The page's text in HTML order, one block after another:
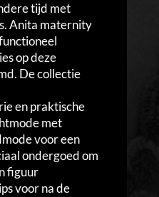
tijd met
Anita maternity
op deze
De collectie
en praktische
met
voor een
ondergoed om
figuur
voor na de